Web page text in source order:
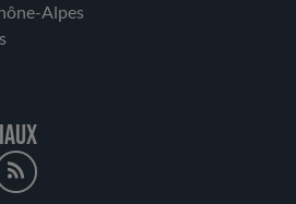
Alpes